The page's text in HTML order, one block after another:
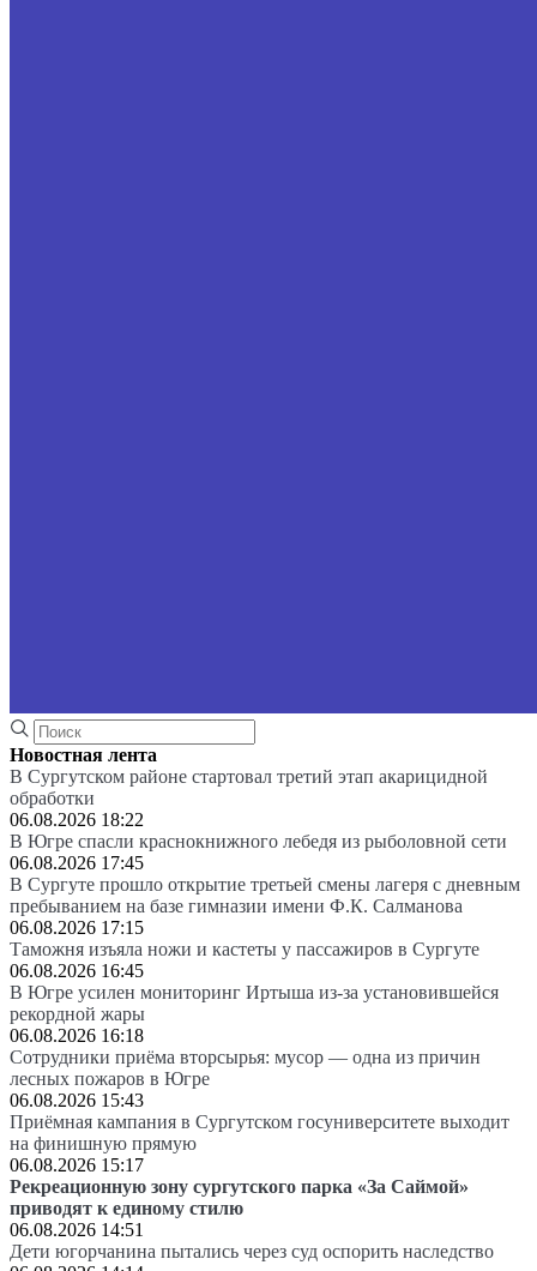
Новостная лента
В Сургутском районе стартовал третий этап акарицидной
обработки
06.08.2026 18:22
В Югре спасли краснокнижного лебедя из рыболовной сети
06.08.2026 17:45
В Сургуте прошло открытие третьей смены лагеря с дневным
пребыванием на базе гимназии имени Ф.К. Салманова
06.08.2026 17:15
Таможня изъяла ножи и кастеты у пассажиров в Сургуте
06.08.2026 16:45
В Югре усилен мониторинг Иртыша из-за установившейся
рекордной жары
06.08.2026 16:18
Сотрудники приёма вторсырья: мусор — одна из причин
лесных пожаров в Югре
06.08.2026 15:43
Приёмная кампания в Сургутском госуниверситете выходит
на финишную прямую
06.08.2026 15:17
Рекреационную зону сургутского парка «За Саймой»
приводят к единому стилю
06.08.2026 14:51
Дети югорчанина пытались через суд оспорить наследство